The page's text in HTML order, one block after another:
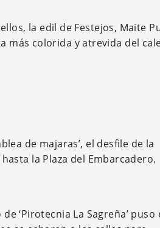
la edil de Festejos, Maite
más colorida y atrevida del
de majaras’, el desfile de la
la Plaza del Embarcadero.
‘Pirotecnia La Sagreña’ puso